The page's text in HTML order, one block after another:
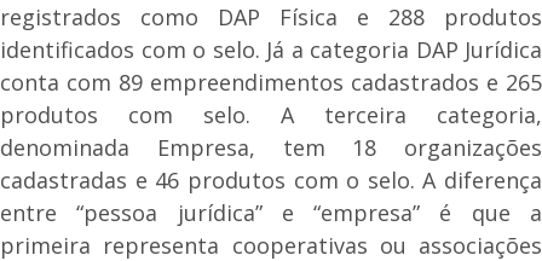
registrados como DAP Física e 288 produtos
identificados com o selo. Já a categoria DAP Jurídica
conta com 89 empreendimentos cadastrados e 265
produtos com selo. A terceira categoria,
denominada Empresa, tem 18 organizações
cadastradas e 46 produtos com o selo. A diferença
entre “pessoa jurídica” e “empresa” é que a
primeira representa cooperativas ou associações